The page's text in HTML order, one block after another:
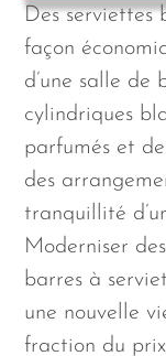
Des serviettes
façon
d’une salle de
cylindriques
parfumés et
des
tranquillité
Moderniser
barres à
une nouvelle
fraction du